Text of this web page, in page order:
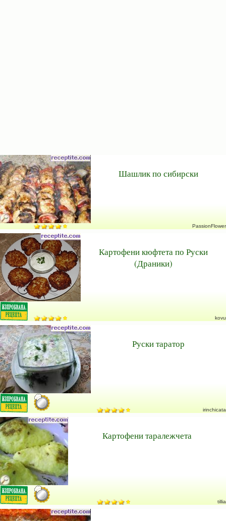
Шашлик по сибирски
PassionFlower
Картофени кюфтета по Руски
(Драники)
kovu
Руски таратор
irinchicata
Картофени таралежчета
tillia